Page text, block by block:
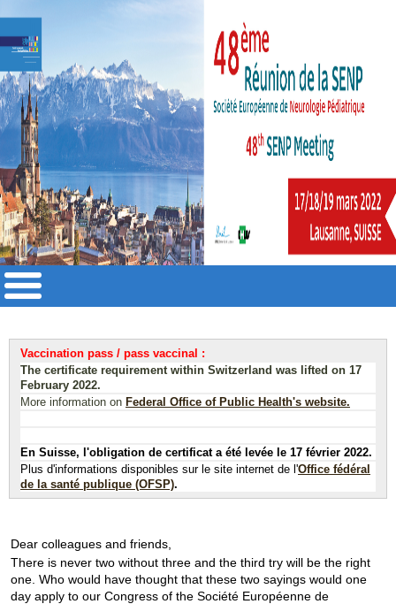
Vaccination pass / pass vaccinal :
The certificate requirement within Switzerland was lifted on 17
February 2022.
More information on Federal Office of Public Health's website.
En Suisse, l'obligation de certificat a été levée le 17 février 2022.
Plus d'informations disponibles sur le site internet de l'Office fédéral
de la santé publique (OFSP).
Dear colleagues and friends,
There is never two without three and the third try will be the right
one. Who would have thought that these two sayings would one
day apply to our Congress of the Société Européenne de